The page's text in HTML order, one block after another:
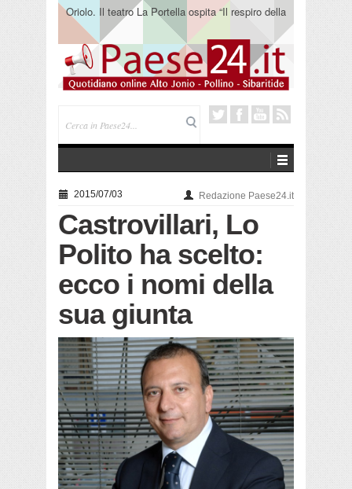
Oriolo. Il teatro La Portella ospita “Il respiro della
terra” del collettivo 365
2015/07/03 Redazione Paese24.it
Castrovillari, Lo
Polito ha scelto:
ecco i nomi della
sua giunta